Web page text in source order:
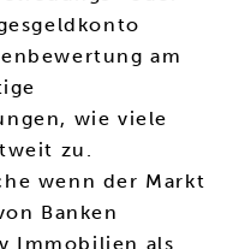
am
wie viele
zu.
wenn der Markt
Banken
Immobilien als